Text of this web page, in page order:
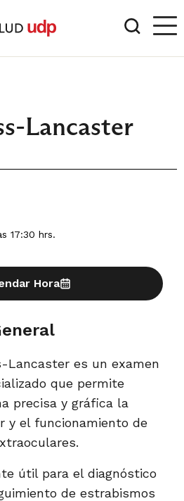
Lancaster
17:30 hrs.
Hora
Lancaster es un examen
que permite
precisa y gráfica la
y el funcionamiento de
útil para el diagnóstico
de estrabismos